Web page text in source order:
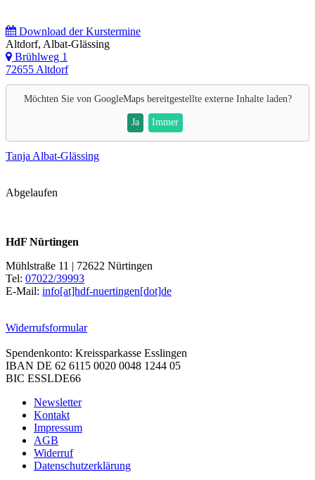
Download der Kurstermine
Altdorf, Albat-Glässing
Brühlweg 1
72655 Altdorf
Möchten Sie von GoogleMapsbereitgestellte externe Inhalte laden?
Ja Immer
Tanja Albat-Glässing
Abgelaufen
HdF Nürtingen
Mühlstraße 11 | 72622 Nürtingen
Tel: 07022/39993
E-Mail: info[at]hdf-nuertingen[dot]de
Widerrufsformular
Spendenkonto: Kreissparkasse Esslingen
IBAN DE 62 6115 0020 0048 1244 05
BIC ESSLDE66
Newsletter
Kontakt
Impressum
AGB
Widerruf
Datenschutzerklärung